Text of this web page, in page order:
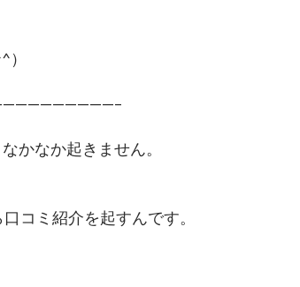
かなか起きません。
コミ紹介を起すんです。